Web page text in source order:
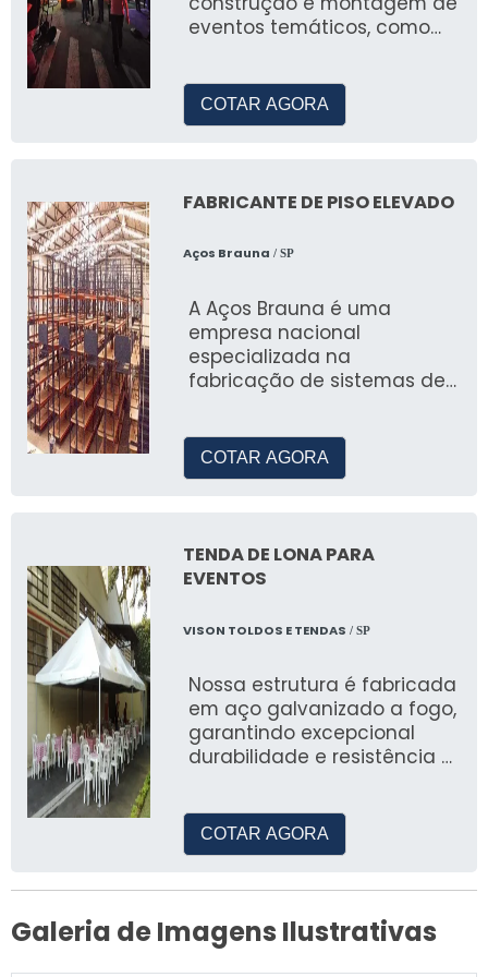
evento.
Quais são os maiores
organizadores de eventos do
são alguns dos principais organizadores de
eventos no Brasil.
eventos temáticos, como
para empresas privadas,
prefeituras e ongs.
COTAR AGORA
FABRICANTE DE PISO ELEVADO
Aços Brauna / SP
A Aços Brauna é uma
empresa nacional
especializada na
fabricação de sistemas de
COTAR AGORA
TENDA DE LONA PARA
EVENTOS
VISON TOLDOS E TENDAS / SP
Nossa estrutura é fabricada
em aço galvanizado a fogo,
garantindo excepcional
durabilidade e resistência à
acrílico, que supera o
esmalte sintético,
qualidade, similar à pintura
eletrostática.
COTAR AGORA
Galeria de Imagens Ilustrativas